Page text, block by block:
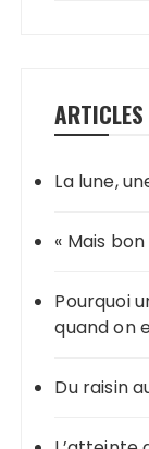
La lune,
« Mais
Pourquoi
quand on
Du raisin